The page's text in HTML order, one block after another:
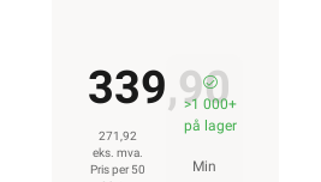
339,90
271,92
eks. mva.
Pris per 50
>1 000+
på lager
Min